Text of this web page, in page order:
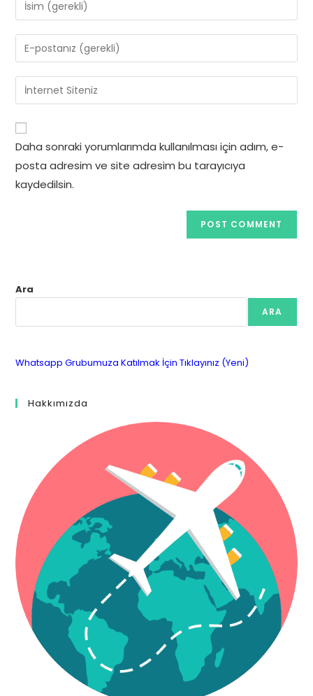
your
name
or
to
comment
Enter
your
email
address
comment
Enter
your
website
URL
(optional)
Daha sonraki yorumlarımda kullanılması için adım, e-
posta adresim ve site adresim bu tarayıcıya
kaydedilsin.
Ara
ARA
Whatsapp Grubumuza Katılmak İçin Tıklayınız (Yeni)
Hakkımızda